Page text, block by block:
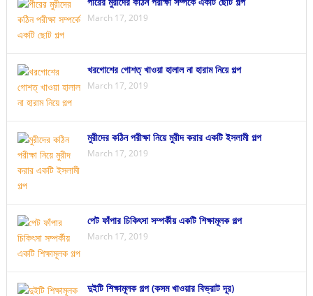
March 17, 2019
খরগোশের গোশত্ খাওয়া হালাল না হারাম নিয়ে গল্প
March 17, 2019
মুরীদের কঠিন পরীক্ষা নিয়ে মুরীদ করার একটি ইসলামী গল্প
March 17, 2019
পেট ফাঁপার চিকিৎসা সম্পর্কীয় একটি শিক্ষামূলক গল্প
March 17, 2019
দুইটি শিক্ষামূলক গল্প (কসম খাওয়ার বিভ্রাট দূর)